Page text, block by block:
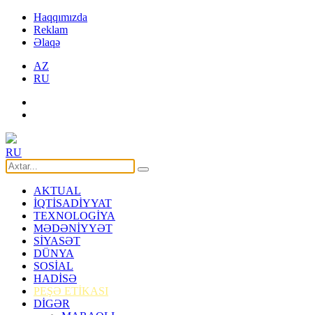
Haqqımızda
Reklam
Əlaqə
AZ
RU
RU
AKTUAL
İQTİSADİYYAT
TEXNOLOGİYA
MƏDƏNİYYƏT
SİYASƏT
DÜNYA
SOSİAL
HADİSƏ
PEŞƏ ETİKASI
DİGƏR